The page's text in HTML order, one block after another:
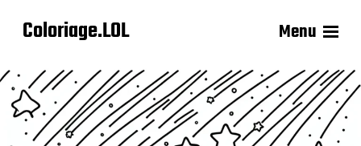
Coloriage.LOL Menu